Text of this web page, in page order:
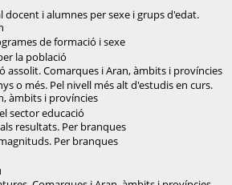
docent i alumnes per sexe i grups d'edat.
de formació i sexe
la població
assolit. Comarques i Aran, àmbits i províncies
o més. Pel nivell més alt d'estudis en curs.
àmbits i províncies
sector educació
resultats. Per branques
Per branques